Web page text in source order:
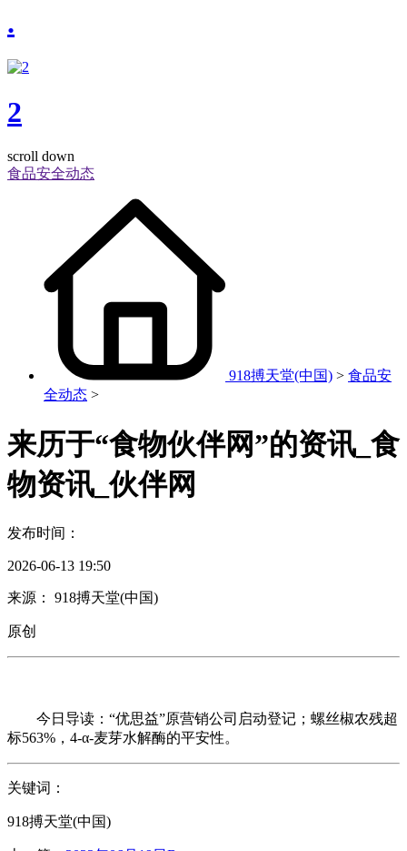
.
2
scroll down
食品安全动态
918搏天堂(中国) > 食品安
全动态 >
来历于“食物伙伴网”的资讯_食
物资讯_伙伴网
发布时间：
2026-06-13 19:50
来源： 918搏天堂(中国)
原创
今日导读：“优思益”原营销公司启动登记；螺丝椒农残超
标563%，4-α-麦芽水解酶的平安性。
关键词：
918搏天堂(中国)